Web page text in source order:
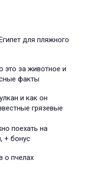
для пляжного
это за животное и
факты
и как он
грязевые
поехать на
+ бонус
о пчелах